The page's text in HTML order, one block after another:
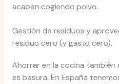
acaban cogiendo polvo.
Gestión de residuos y
residuo cero (y gasto cero).
Ahorrar en la cocina también
es basura. En España